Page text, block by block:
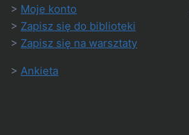
> Moje konto
> Zapisz się do biblioteki
> Zapisz się na warsztaty
>Ankieta